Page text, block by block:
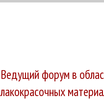
Ведущий форум в
лакокрасочных